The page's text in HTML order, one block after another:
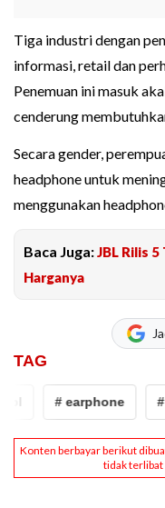
Tiga industri dengan
informasi, retail dan
Penemuan ini masuk
cenderung
Secara gender,
headphone untuk
menggunakan
Baca Juga: JBL Rilis
Harganya
TAG
# earphone #